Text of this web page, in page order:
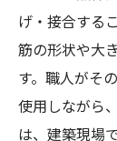
げ・接合する
筋の形状や大
す。職人がそ
使用しながら
は、建築現場